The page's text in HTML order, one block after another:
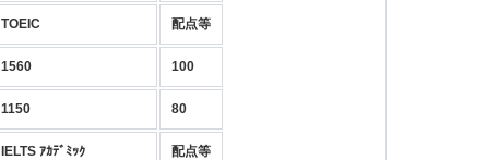
TOEIC 配点等
1560 100
1150 80
IELTS ｱｶﾃﾞﾐｯｸ 配点等